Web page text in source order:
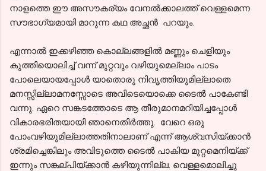
നാളത്തെ ഈ അസൗകര്യം വേനൽക്കാലത്ത് വെള്ളമെന്ന
സൗഭാഗ്യമായി മാറുന്ന കഥ അച്ഛൻ പറയും.
എന്നാൽ ഇക്കഴിഞ്ഞ കൊല്ലങ്ങളിൽ മണ്ണും ചെളിയും
കുത്തിയൊലിച്ച് വന്ന് മുറ്റവും വഴിയുമെല്ലാം പാടം
പോലെയായപ്പോൾ യാതൊരു നിവൃത്തിയുമില്ലാതെ
മനസ്സില്ലാമനസ്സോടെ അവിടെയൊക്കെ ടൈൽ പാകേണ്ടി
വന്നു. ഏറെ സങ്കടത്തോടെ ആ തീരുമാനമറിയിച്ചപ്പോൾ
വികാരഭരിതയായി ഞാനെതിർത്തു. വേറെ ഒരു
പോംവഴിയുമില്ലാത്തതിനാലാണ് എന്ന് ആശ്വസിയ്ക്കാൻ
ശ്രമിച്ചെങ്കിലും അവിടുത്തെ ടൈൽ പാകിയ മുറ്റമെനിയ്ക്ക്
ഇന്നും സങ്കല്പിയ്ക്കാൻ കഴിയുന്നില്ല. വെള്ളമൊലിച്ചു